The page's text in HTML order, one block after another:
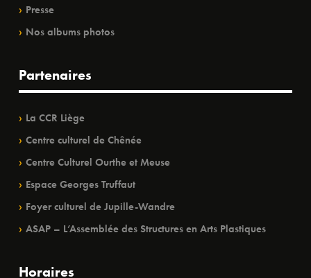
Presse
Nos albums photos
Partenaires
La CCR Liège
Centre culturel de Chênée
Centre Culturel Ourthe et Meuse
Espace Georges Truffaut
Foyer culturel de Jupille-Wandre
ASAP – L’Assemblée des Structures en Arts Plastiques
Horaires